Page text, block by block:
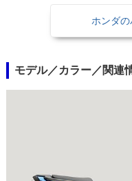
ホンダ
モデル／カラー／関連